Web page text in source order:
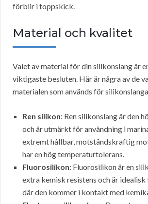
förblir i toppskick.
Material och kvalitet
Valet av material för din silikonslang är
viktigaste besluten. Här är några av de
materialen som används för
Ren silikon: Ren silikonslang är den
och är utmärkt för användning i
extremt hållbar, motståndskraftig
har en hög temperaturtolerans.
Fluorosilikon: Fluorosilikon är en
extra kemisk resistens och är
där den kommer i kontakt med